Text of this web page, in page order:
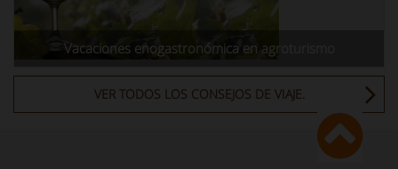
Vacaciones enogastronómica en agroturismo
VER TODOS LOS CONSEJOS DE VIAJE.